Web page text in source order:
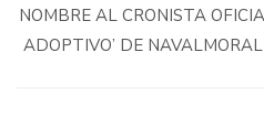
NOMBRE AL CRONISTA
ADOPTIVO’ DE